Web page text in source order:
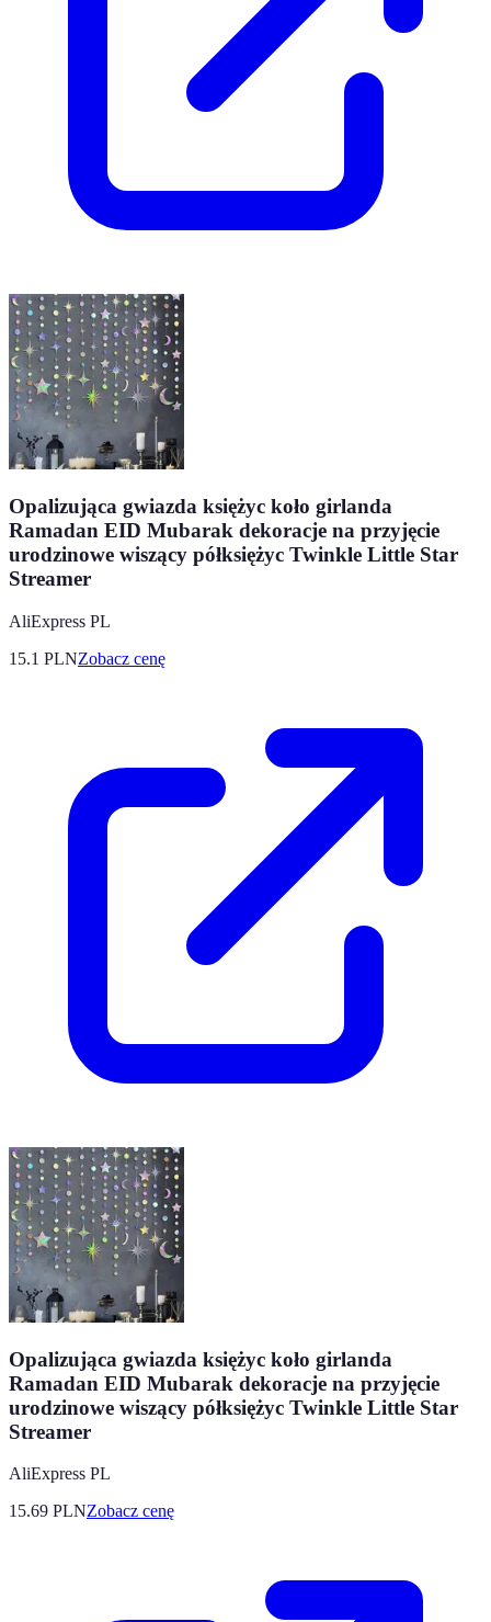
Opalizująca gwiazda księżyc koło girlanda
Ramadan EID Mubarak dekoracje na przyjęcie
urodzinowe wiszący półksiężyc Twinkle Little Star
Streamer
AliExpress PL
15.1 PLNZobacz cenę
Opalizująca gwiazda księżyc koło girlanda
Ramadan EID Mubarak dekoracje na przyjęcie
urodzinowe wiszący półksiężyc Twinkle Little Star
Streamer
AliExpress PL
15.69 PLNZobacz cenę